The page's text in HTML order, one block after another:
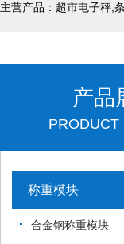
主营产品：超市电子秤,
产品
PRODUCT
称重模块
合金钢称重模块